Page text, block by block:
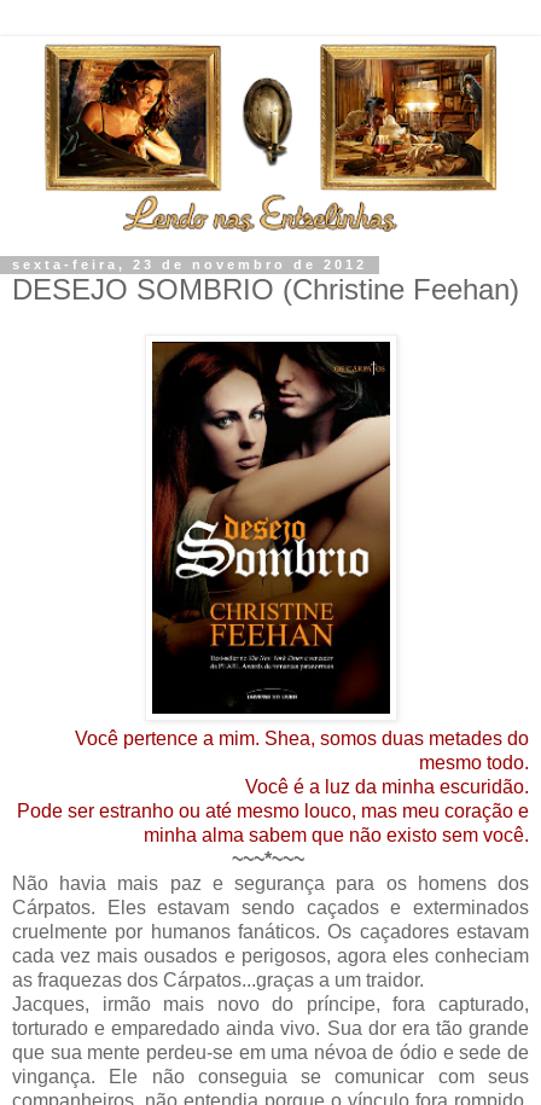
sexta-feira, 23 de novembro de 2012
DESEJO SOMBRIO (Christine Feehan)
Você pertence a mim. Shea, somos duas metades do
mesmo todo.
Você é a luz da minha escuridão.
Pode ser estranho ou até mesmo louco, mas meu coração e
minha alma sabem que não existo sem você.
~~~*~~~
Não havia mais paz e segurança para os homens dos
Cárpatos. Eles estavam sendo caçados e exterminados
cruelmente por humanos fanáticos. Os caçadores estavam
cada vez mais ousados e perigosos, agora eles conheciam
as fraquezas dos Cárpatos...graças a um traidor.
Jacques, irmão mais novo do príncipe, fora capturado,
torturado e emparedado ainda vivo. Sua dor era tão grande
que sua mente perdeu-se em uma névoa de ódio e sede de
vingança. Ele não conseguia se comunicar com seus